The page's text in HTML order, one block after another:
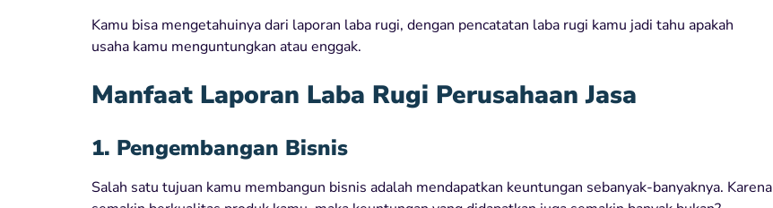
Kamu bisa mengetahuinya dari laporan laba rugi, dengan pencatatan laba rugi kamu jadi tahu apakah
usaha kamu menguntungkan atau enggak.
Manfaat Laporan Laba Rugi Perusahaan Jasa
1. Pengembangan Bisnis
Salah satu tujuan kamu membangun bisnis adalah mendapatkan keuntungan sebanyak-banyaknya. Karena